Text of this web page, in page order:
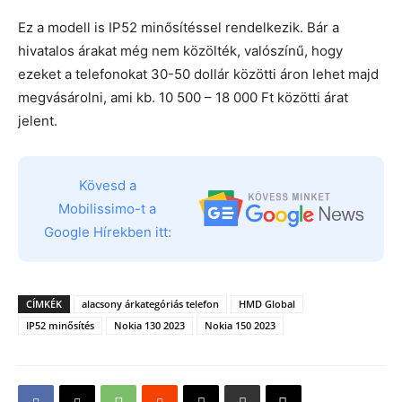
Ez a modell is IP52 minősítéssel rendelkezik. Bár a
hivatalos árakat még nem közölték, valószínű, hogy
ezeket a telefonokat 30-50 dollár közötti áron lehet majd
megvásárolni, ami kb. 10 500 – 18 000 Ft közötti árat
jelent.
Kövesd a
Mobilissimo-t a
Google Hírekben itt:
CÍMKÉK alacsony árkategóriás telefon
HMD Global
IP52 minősítés
Nokia 130 2023 Nokia 150 2023